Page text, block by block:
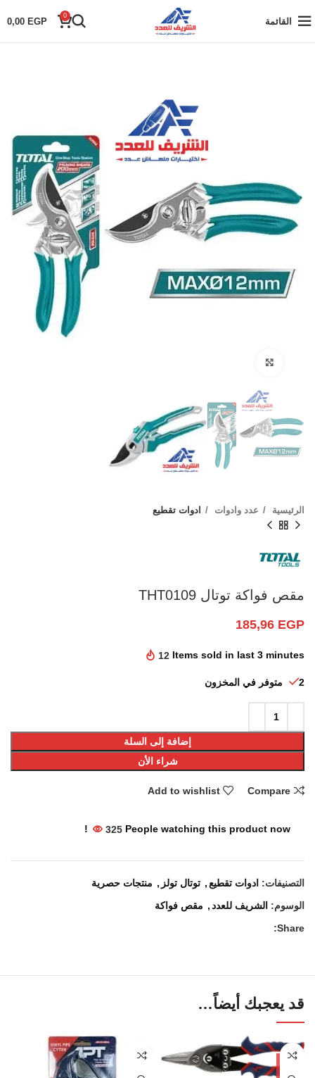
القائمة
0
0,00 EGP
الرئيسية عدد وادوات ادوات تقطيع
مقص فواكة توتال THT0109
185,96 EGP
12 Items sold in last 3 minutes
2 متوفر في المخزون
إضافة إلى السلة
شراء الأن
Compare
Add to wishlist
325 People watching this product now!
التصنيفات: ادوات تقطيع, توتال تولز , منتجات حصرية
الوسوم: الشريف للعدد, مقص فواكة
Share:
قد يعجبك أيضاً…